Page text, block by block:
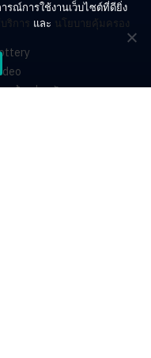
มด้วยช่วยกัน
รณ์การใช้งานเว็บไซต์ที่ดียิ่ง
ริการ และ นโยบายคุ้มครอง